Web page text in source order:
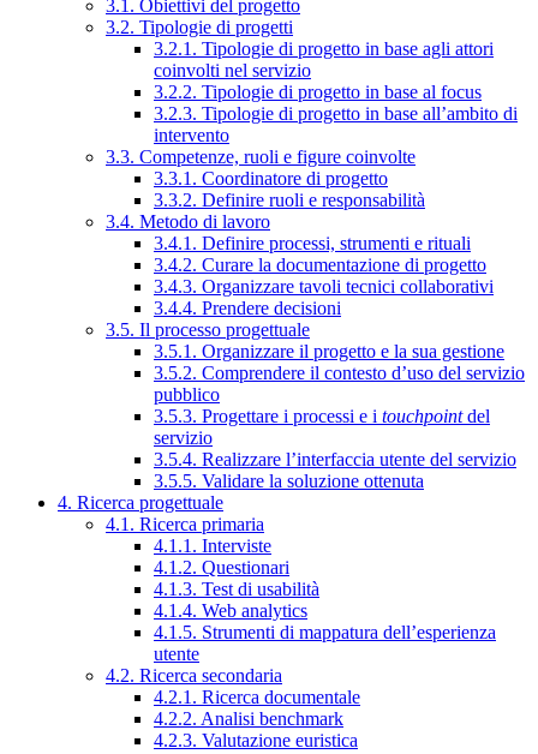
3.1. Obiettivi del progetto
3.2. Tipologie di progetti
3.2.1. Tipologie di progetto in base agli attori
coinvolti nel servizio
3.2.2. Tipologie di progetto in base al focus
3.2.3. Tipologie di progetto in base all’ambito di
intervento
3.3. Competenze, ruoli e figure coinvolte
3.3.1. Coordinatore di progetto
3.3.2. Definire ruoli e responsabilità
3.4. Metodo di lavoro
3.4.1. Definire processi, strumenti e rituali
3.4.2. Curare la documentazione di progetto
3.4.3. Organizzare tavoli tecnici collaborativi
3.4.4. Prendere decisioni
3.5. Il processo progettuale
3.5.1. Organizzare il progetto e la sua gestione
3.5.2. Comprendere il contesto d’uso del servizio
pubblico
3.5.3. Progettare i processi e i touchpointdel
servizio
3.5.4. Realizzare l’interfaccia utente del servizio
3.5.5. Validare la soluzione ottenuta
4. Ricerca progettuale
4.1. Ricerca primaria
4.1.1. Interviste
4.1.2. Questionari
4.1.3. Test di usabilità
4.1.4. Web analytics
4.1.5. Strumenti di mappatura dell’esperienza
utente
4.2. Ricerca secondaria
4.2.1. Ricerca documentale
4.2.2. Analisi benchmark
4.2.3. Valutazione euristica